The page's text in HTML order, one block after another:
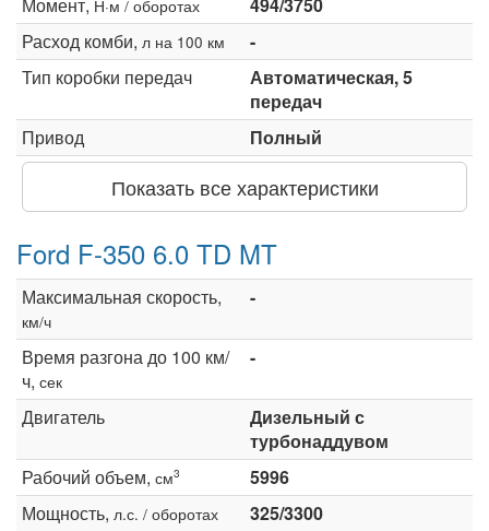
Н·м / оборотах
Расход комби, л на 100 км
-
Тип коробки передач
Автоматическая, 5
передач
Привод
Полный
Показать все характеристики
Ford F-350 6.0 TD MT
Максимальная скорость,
км/ч
-
Время разгона до 100 км/
ч, сек
-
Двигатель
Дизельный с
турбонаддувом
Рабочий объем, см3
5996
Мощность, л.с. / оборотах
325/3300